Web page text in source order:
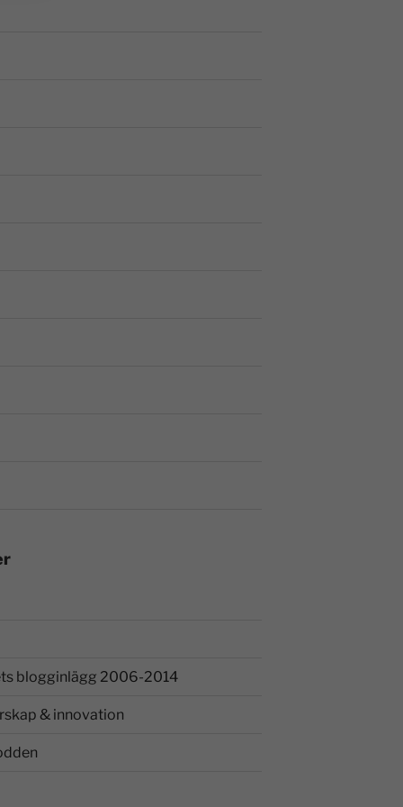
blogginlägg 2006-2014
& innovation